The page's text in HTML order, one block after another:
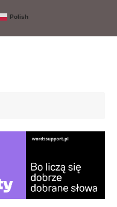
Polish